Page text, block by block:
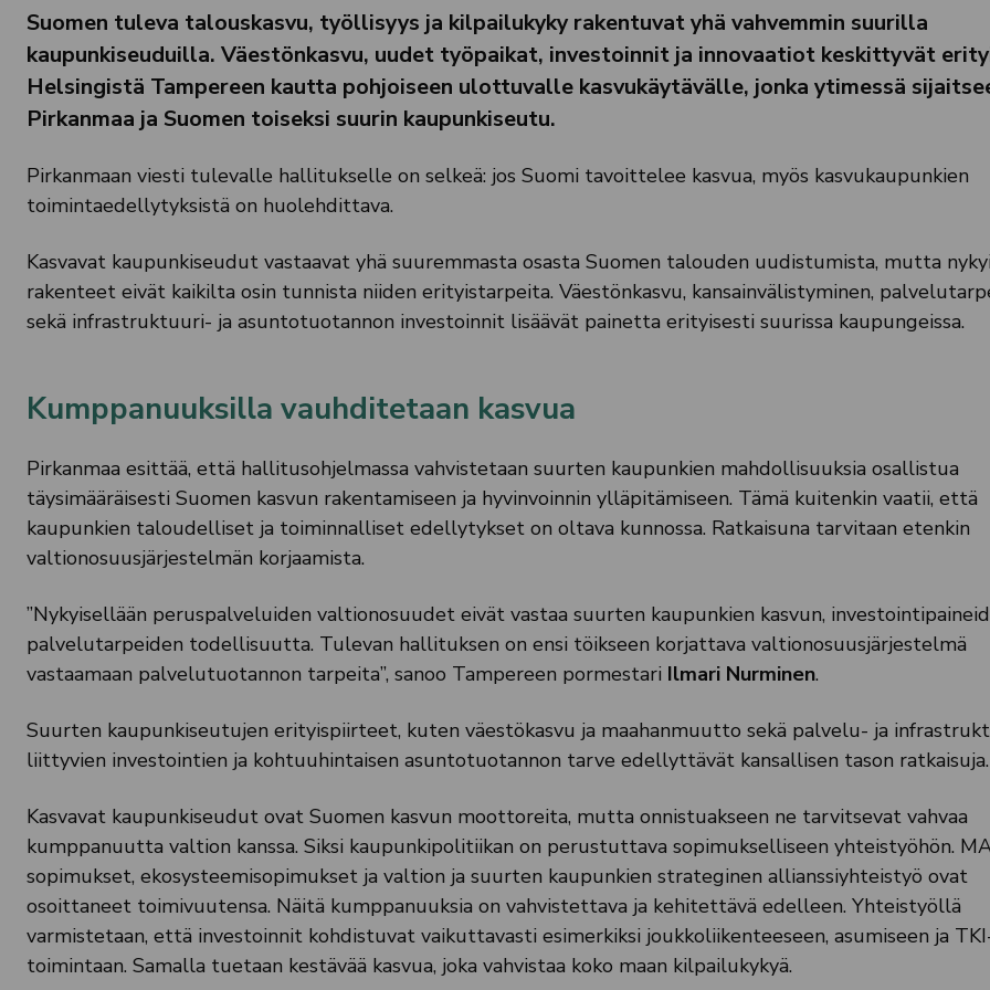
Suomen tuleva talouskasvu, työllisyys ja kilpailukyky rakentuvat yhä vahvemmin suurilla
kaupunkiseuduilla. Väestönkasvu, uudet työpaikat, investoinnit ja innovaatiot keskittyvät
Helsingistä Tampereen kautta pohjoiseen ulottuvalle kasvukäytävälle, jonka ytimessä
Pirkanmaa ja Suomen toiseksi suurin kaupunkiseutu.
Pirkanmaan viesti tulevalle hallitukselle on selkeä: jos Suomi tavoittelee kasvua, myös kasvukaupunkien
toimintaedellytyksistä on huolehdittava.
Kasvavat kaupunkiseudut vastaavat yhä suuremmasta osasta Suomen talouden uudistumista, mutta
rakenteet eivät kaikilta osin tunnista niiden erityistarpeita. Väestönkasvu, kansainvälistyminen,
sekä infrastruktuuri- ja asuntotuotannon investoinnit lisäävät painetta erityisesti suurissa kaupungeissa.
Kumppanuuksilla vauhditetaan kasvua
Pirkanmaa esittää, että hallitusohjelmassa vahvistetaan suurten kaupunkien mahdollisuuksia osallistua
täysimääräisesti Suomen kasvun rakentamiseen ja hyvinvoinnin ylläpitämiseen. Tämä kuitenkin vaatii, että
kaupunkien taloudelliset ja toiminnalliset edellytykset on oltava kunnossa. Ratkaisuna tarvitaan etenkin
valtionosuusjärjestelmän korjaamista.
”Nykyisellään peruspalveluiden valtionosuudet eivät vastaa suurten kaupunkien kasvun,
palvelutarpeiden todellisuutta. Tulevan hallituksen on ensi töikseen korjattava valtionosuusjärjestelmä
vastaamaan palvelutuotannon tarpeita”, sanoo Tampereen pormestari Ilmari Nurminen.
Suurten kaupunkiseutujen erityispiirteet, kuten väestökasvu ja maahanmuutto sekä palvelu- ja
liittyvien investointien ja kohtuuhintaisen asuntotuotannon tarve edellyttävät kansallisen tason ratkaisuja.
Kasvavat kaupunkiseudut ovat Suomen kasvun moottoreita, mutta onnistuakseen ne tarvitsevat vahvaa
kumppanuutta valtion kanssa. Siksi kaupunkipolitiikan on perustuttava sopimukselliseen yhteistyöhön.
sopimukset, ekosysteemisopimukset ja valtion ja suurten kaupunkien strateginen allianssiyhteistyö ovat
osoittaneet toimivuutensa. Näitä kumppanuuksia on vahvistettava ja kehitettävä edelleen. Yhteistyöllä
varmistetaan, että investoinnit kohdistuvat vaikuttavasti esimerkiksi joukkoliikenteeseen, asumiseen ja
toimintaan. Samalla tuetaan kestävää kasvua, joka vahvistaa koko maan kilpailukykyä.